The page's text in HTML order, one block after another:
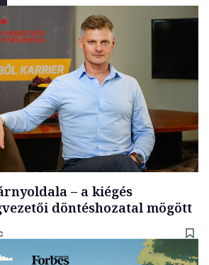
– a kiégés
döntéshozatal mögött